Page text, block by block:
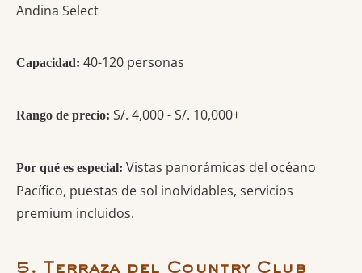
Andina Select
Capacidad: 40-120 personas
Rango de precio: S/. 4,000 - S/. 10,000+
Por qué es especial: Vistas panorámicas del océano
Pacífico, puestas de sol inolvidables, servicios
premium incluidos.
5. Terraza del Country Club